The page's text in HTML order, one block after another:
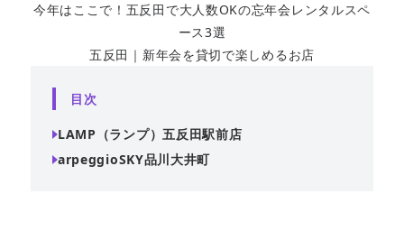
今年はここで！五反田で大人数OKの忘年会レンタルスペ
ース3選
五反田｜新年会を貸切で楽しめるお店
目次
LAMP（ランプ）五反田駅前店
arpeggioSKY品川大井町